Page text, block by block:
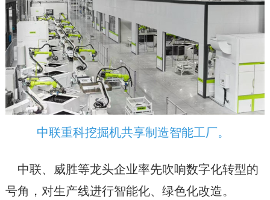
中联重科挖掘机共享制造智能工厂。 ​
中联、威胜等龙头企业率先吹响数字化转型的
号角，对生产线进行智能化、绿色化改造。